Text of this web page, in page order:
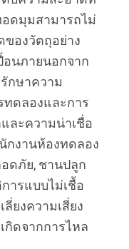
ดมุมสามารถไม่
ของวัตถุอย่าง
อนภายนอกจาก
กษาความ
ดลองและการ
ละความน่าเชื่อ
กงานห้องทดลอง
ดภัย, ชานปลูก
ารแบบไม่เชื้อ
ยงความเสี่ยง
กิดจากการไหล